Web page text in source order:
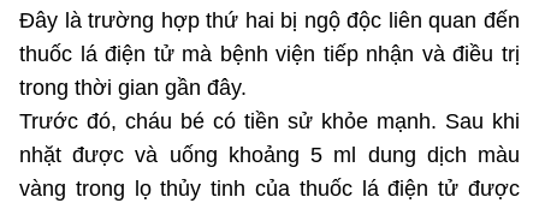
Tin địa phương
Sở hữu trí tuệ
Tiêu chuẩn, đo lường, chất lượng
Năng lượng nguyên tử
Ảnh
Voice
Nhiệm vụ trọng tâm
Chọn ngôn ngữ
Đây là trường hợp thứ hai bị ngộ độc liên quan đến
thuốc lá điện tử mà bệnh viện tiếp nhận và điều trị
trong thời gian gần đây.
Trước đó, cháu bé có tiền sử khỏe mạnh. Sau khi
nhặt được và uống khoảng 5 ml dung dịch màu
vàng trong lọ thủy tinh của thuốc lá điện tử được